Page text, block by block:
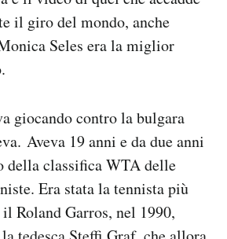
il giro del mondo, anche
Seles era la miglior
giocando contro la bulgara
Aveva 19 anni e da due anni
della classifica WTA delle
Era stata la tennista più
Roland Garros, nel 1990,